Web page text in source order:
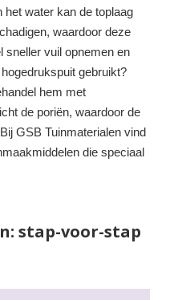
het water kan de toplaag
waardoor deze
sneller vuil opnemen en
gebruikt?
hem met
de poriën, waardoor de
GSB Tuinmaterialen vind
die speciaal
stap-voor-stap